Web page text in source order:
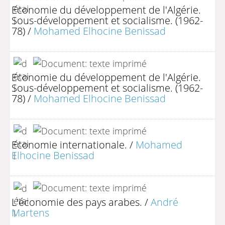
Economie du développement de l'Algérie.
Sous-développement et socialisme. (1962-
78)/ Mohamed Elhocine Benissad
Economie du développement de l'Algérie.
Sous-développement et socialisme. (1962-
78)/ Mohamed Elhocine Benissad
Economie internationale. / Mohamed
Elhocine Benissad
L'économie des pays arabes. /André
Martens